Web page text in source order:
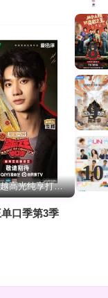
喜单3王越高光纯享打包看
口季第3季
8
9
10